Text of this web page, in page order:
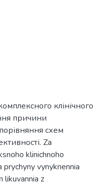
клінічного
причини
схем
Za
klinichnoho
prychyny vynyknennia
likuvannia z